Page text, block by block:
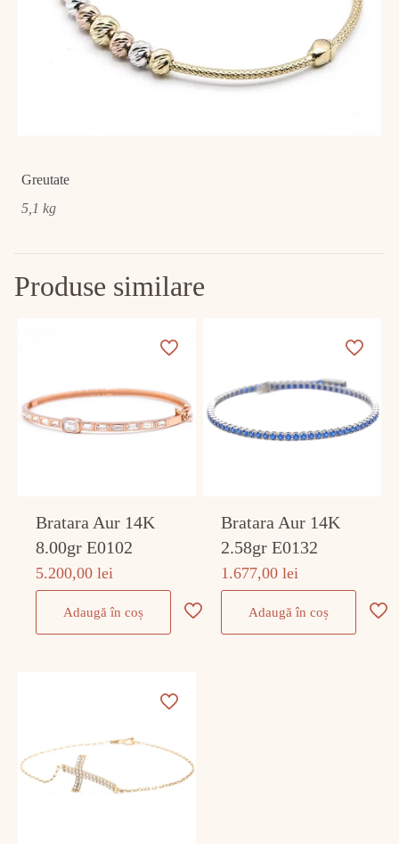
Greutate
5,1 kg
Produse similare
Bratara Aur 14K
8.00gr E0102
5.200,00lei
Adaugă în coș
Bratara Aur 14K
2.58gr E0132
1.677,00lei
Adaugă în coș